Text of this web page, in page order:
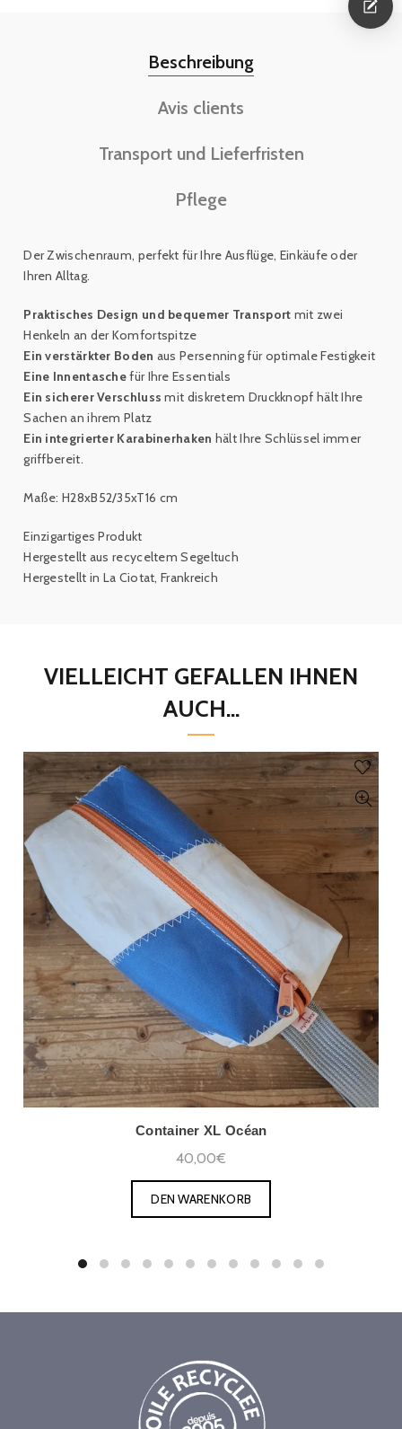
Beschreibung
Avis clients
Transport und Lieferfristen
Pflege
Der Zwischenraum, perfekt für Ihre Ausflüge, Einkäufe oder
Ihren Alltag.
Praktisches Design und bequemer Transport mit zwei
Henkeln an der Komfortspitze
Ein verstärkter Boden aus Persenning für optimale Festigkeit
Eine Innentaschefür Ihre Essentials
Ein sicherer Verschluss mit diskretem Druckknopf hält Ihre
Sachen an ihrem Platz
Ein integrierter Karabinerhaken hält Ihre Schlüssel immer
griffbereit.
Maße: H28xB52/35xT16 cm
Einzigartiges Produkt
Hergestellt aus recyceltem Segeltuch
Hergestellt in La Ciotat, Frankreich
VIELLEICHT GEFALLEN IHNEN
AUCH...
Container XL Océan
40,00€
DEN WARENKORB